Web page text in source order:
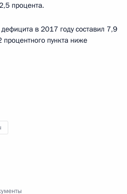
процента.
в 2017 году составил 7,9
пункта ниже